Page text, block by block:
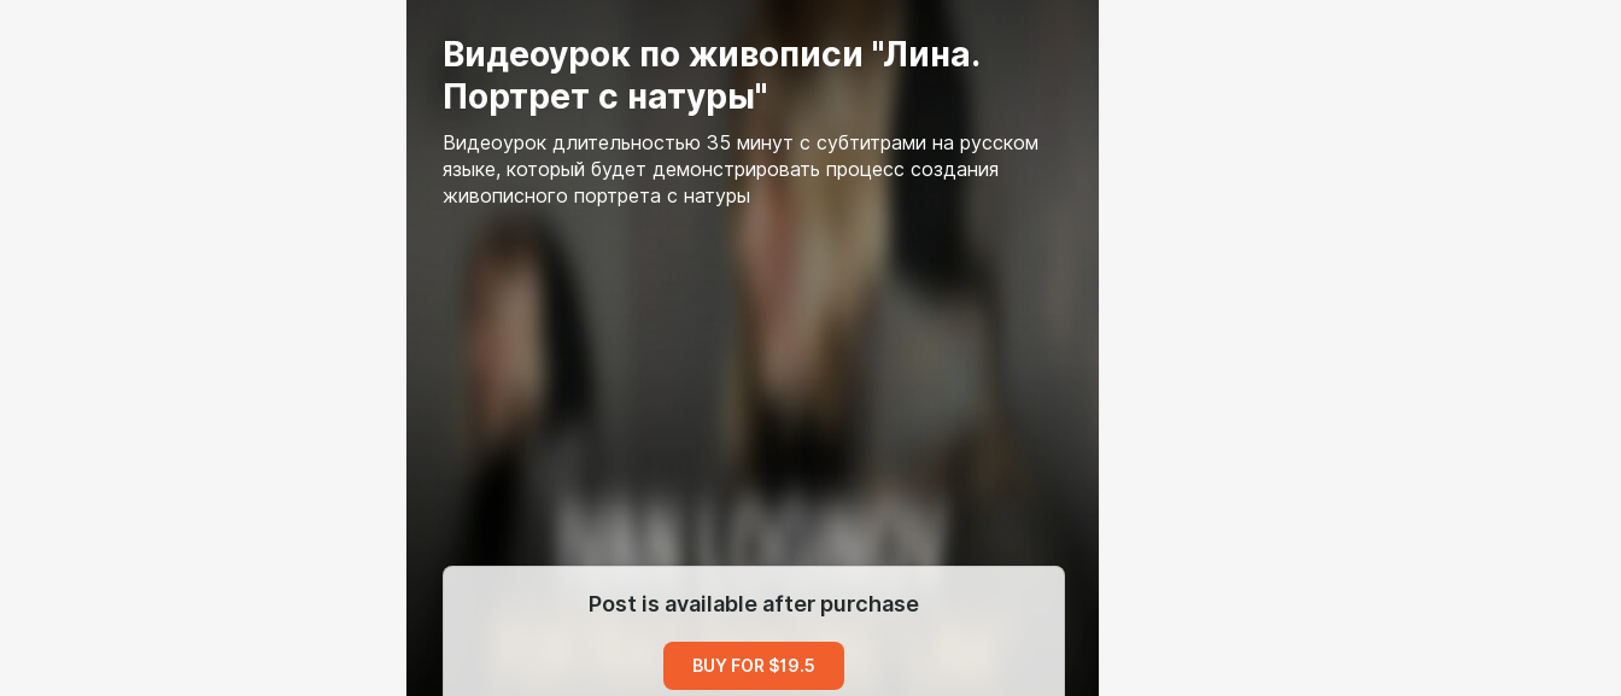
Видеоурок по живописи "Лина.
Портрет с натуры"
Видеоурок длительностью 35 минут с субтитрами на русском
языке, который будет демонстрировать процесс создания
живописного портрета с натуры
Post is available after purchase
BUY FOR $19.5